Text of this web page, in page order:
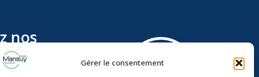
Gérer le consentement
nos